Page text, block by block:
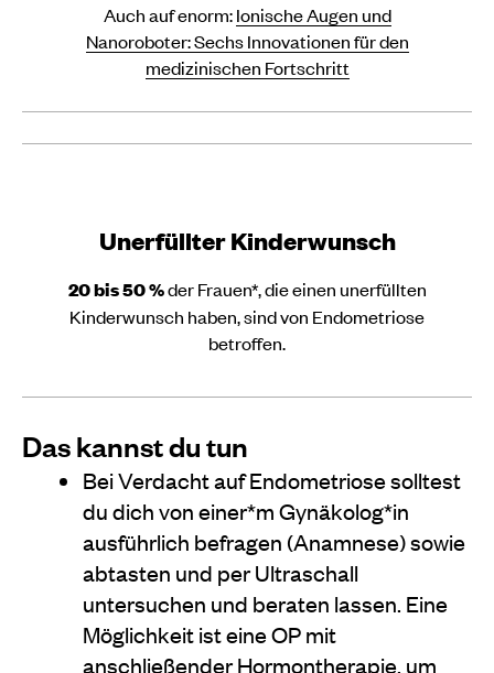
Auch auf enorm:Ionische Augen und
Nanoroboter: Sechs Innovationen für den
medizinischen Fortschritt
Unerfüllter Kinderwunsch
20 bis 50 %der Frauen*, die einen unerfüllten
Kinderwunsch haben, sind von Endometriose
betroffen.
Das kannst du tun
Bei Verdacht auf Endometriose solltest
du dich von einer*m Gynäkolog*in
ausführlich befragen (Anamnese) sowie
abtasten und per Ultraschall
untersuchen und beraten lassen. Eine
Möglichkeit ist eine OP mit
anschließender Hormontherapie, um